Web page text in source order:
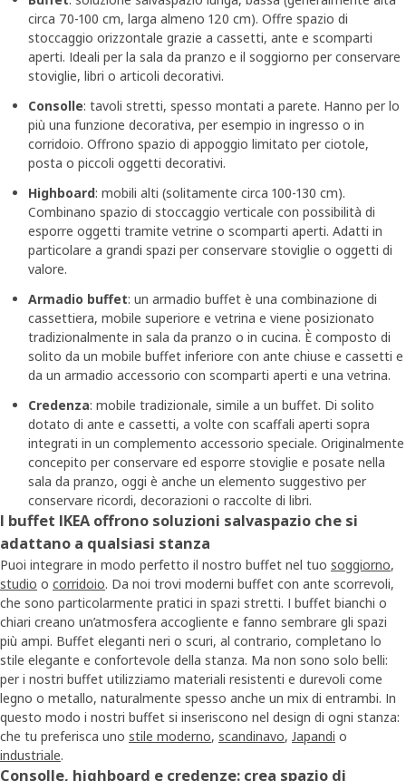
circa 70-100 cm, larga almeno 120 cm). Offre spazio di
stoccaggio orizzontale grazie a cassetti, ante e scomparti
aperti. Ideali per la sala da pranzo e il soggiorno per conservare
stoviglie, libri o articoli decorativi.
Consolle: tavoli stretti, spesso montati a parete. Hanno per lo
più una funzione decorativa, per esempio in ingresso o in
corridoio. Offrono spazio di appoggio limitato per ciotole,
posta o piccoli oggetti decorativi.
Highboard: mobili alti (solitamente circa 100-130 cm).
Combinano spazio di stoccaggio verticale con possibilità di
esporre oggetti tramite vetrine o scomparti aperti. Adatti in
particolare a grandi spazi per conservare stoviglie o oggetti di
valore.
Armadio buffet: un armadio buffet è una combinazione di
cassettiera, mobile superiore e vetrina e viene posizionato
tradizionalmente in sala da pranzo o in cucina. È composto di
solito da un mobile buffet inferiore con ante chiuse e cassetti e
da un armadio accessorio con scomparti aperti e una vetrina.
Credenza: mobile tradizionale, simile a un buffet. Di solito
dotato di ante e cassetti, a volte con scaffali aperti sopra
integrati in un complemento accessorio speciale. Originalmente
concepito per conservare ed esporre stoviglie e posate nella
sala da pranzo, oggi è anche un elemento suggestivo per
conservare ricordi, decorazioni o raccolte di libri.
I buffet IKEA offrono soluzioni salvaspazio che si
adattano a qualsiasi stanza
Puoi integrare in modo perfetto il nostro buffet nel tuo soggiorno,
studio o corridoio. Da noi trovi moderni buffet con ante scorrevoli,
che sono particolarmente pratici in spazi stretti. I buffet bianchi o
chiari creano un’atmosfera accogliente e fanno sembrare gli spazi
più ampi. Buffet eleganti neri o scuri, al contrario, completano lo
stile elegante e confortevole della stanza. Ma non sono solo belli:
per i nostri buffet utilizziamo materiali resistenti e durevoli come
legno o metallo, naturalmente spesso anche un mix di entrambi. In
questo modo i nostri buffet si inseriscono nel design di ogni stanza:
che tu preferisca uno stile moderno, scandinavo, Japandi o
industriale.
Consolle, highboard e credenze: crea spazio di